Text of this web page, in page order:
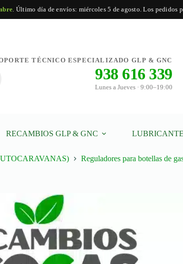
. Último día de envíos: miércoles 5 de agosto. Los pedidos
TÉCNICO ESPECIALIZADO GLP & GNC
938 616 339
Lunes a Jueves · 9:00–19:00
RECAMBIOS GLP & GNC
Reguladores para botellas de